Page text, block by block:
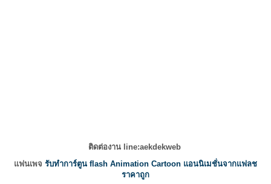
ติดต่องาน line:aekdekweb
แฟนเพจ รับทำการ์ตูน flash Animation Cartoon แอนนิเมชั่นจากแฟลช
ราคาถูก